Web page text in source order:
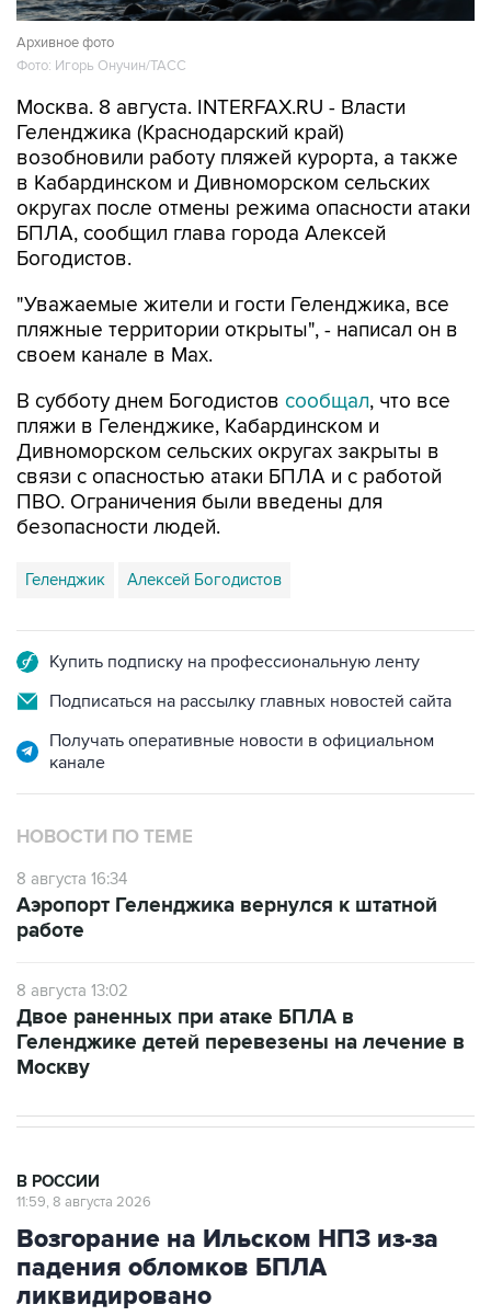
Архивное фото
Фото: Игорь Онучин/ТАСС
Москва. 8 августа. INTERFAX.RU - Власти
Геленджика (Краснодарский край)
возобновили работу пляжей курорта, а также
в Кабардинском и Дивноморском сельских
округах после отмены режима опасности атаки
БПЛА, сообщил глава города Алексей
Богодистов.
"Уважаемые жители и гости Геленджика, все
пляжные территории открыты", - написал он в
своем канале в Max.
В субботу днем Богодистов сообщал, что все
пляжи в Геленджике, Кабардинском и
Дивноморском сельских округах закрыты в
связи с опасностью атаки БПЛА и с работой
ПВО. Ограничения были введены для
безопасности людей.
Геленджик Алексей Богодистов
Купить подписку на профессиональную ленту
Подписаться на рассылку главных новостей сайта
Получать оперативные новости в официальном
канале
НОВОСТИ ПО ТЕМЕ
8 августа 16:34
Аэропорт Геленджика вернулся к штатной
работе
8 августа 13:02
Двое раненных при атаке БПЛА в
Геленджике детей перевезены на лечение в
Москву
В РОССИИ
11:59, 8 августа 2026
Возгорание на Ильском НПЗ из-за
падения обломков БПЛА
ликвидировано